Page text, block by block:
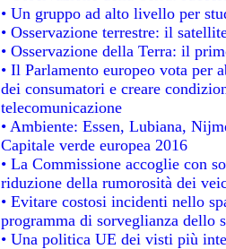
• Un gruppo ad alto livello per
• Osservazione terrestre: il
• Osservazione della Terra: il
• Il Parlamento europeo vota
dei consumatori e creare
telecomunicazione
• Ambiente: Essen, Lubiana,
Capitale verde europea 2016
• La Commissione accoglie con
riduzione della rumorosità dei
• Evitare costosi incidenti nello
programma di sorveglianza dello
• Una politica UE dei visti più